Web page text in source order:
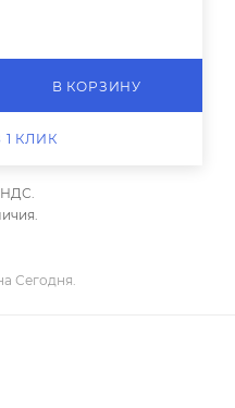
В КОРЗИНУ
1 КЛИК
НДС.
Сегодня.